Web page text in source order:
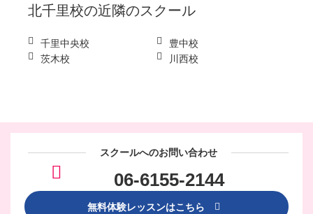
北千里校の近隣のスクール
千里中央校
豊中校
茨木校
川西校
スクールへのお問い合わせ
06-6155-2144
無料体験レッスンはこちら